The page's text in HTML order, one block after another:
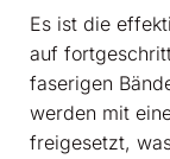
Es ist die
auf
faserigen
werden mit
freigesetzt,